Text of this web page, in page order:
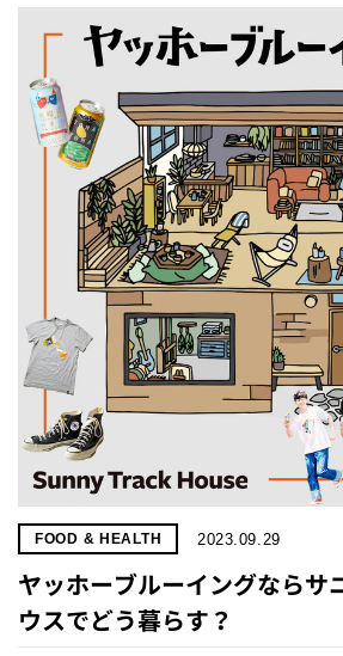
FOOD & HEALTH 2023.09.29
ヤッホーブルーイングならサ
ウスでどう暮らす？